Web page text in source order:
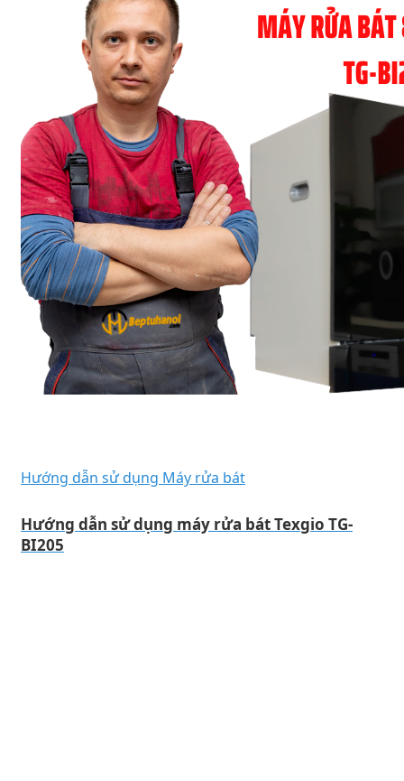
Hướng dẫn sử dụng Máy rửa bát
Hướng dẫn sử dụng máy rửa bát Texgio TG-
BI205